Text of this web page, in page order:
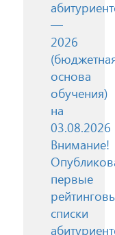
—
2026
основа
обучения)
на
03.08.2026
Внимание!
первые
списки